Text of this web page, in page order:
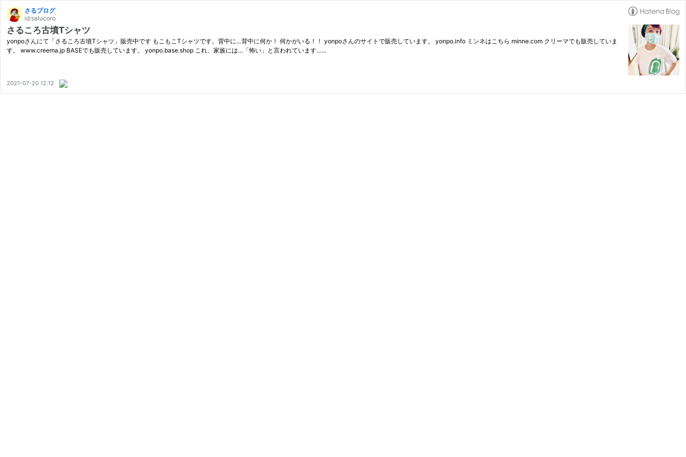
さるプログ
id:salucoro
さるころ古墳Tシャツ
yonpoさんにて「さるころ古墳Tシャツ」販売中です もこもこTシャツです。背中に…背中に何か！ 何かがいる！！ yonpoさんのサイトで販売しています。 yonpo.info ミンネはこちら minne.com クリーマでも販売していま
す。 www.creema.jp BASEでも販売しています。 yonpo.base.shop これ、家族には…「怖い」と言われています……
2021-07-20 12:12